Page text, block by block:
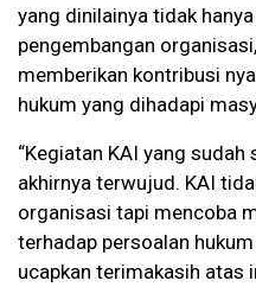
yang dinilainya tidak
pengembangan
memberikan kontribusi
hukum yang dihadapi
“Kegiatan KAI yang sudah
akhirnya terwujud. KAI
organisasi tapi mencoba
terhadap persoalan
ucapkan terimakasih atas